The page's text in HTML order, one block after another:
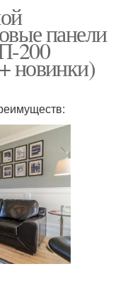
панели
200
новинки)